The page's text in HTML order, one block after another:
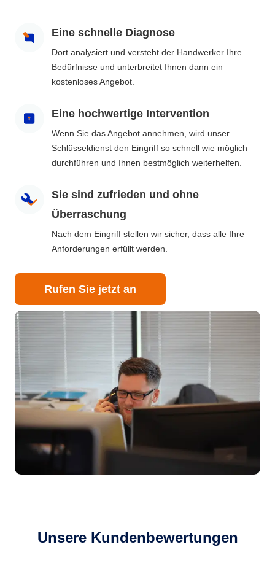
Eine schnelle Diagnose
Dort analysiert und versteht der Handwerker Ihre
Bedürfnisse und unterbreitet Ihnen dann ein
kostenloses Angebot.
Eine hochwertige Intervention
Wenn Sie das Angebot annehmen, wird unser
Schlüsseldienst den Eingriff so schnell wie möglich
durchführen und Ihnen bestmöglich weiterhelfen.
Sie sind zufrieden und ohne
Überraschung
Nach dem Eingriff stellen wir sicher, dass alle Ihre
Anforderungen erfüllt werden.
Rufen Sie jetzt an
Unsere Kundenbewertungen